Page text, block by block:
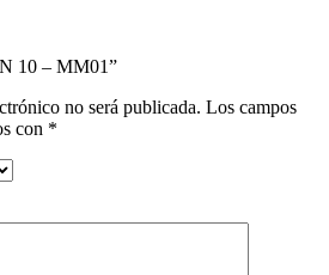
10 – MM01”
no será publicada. Los campos
con *